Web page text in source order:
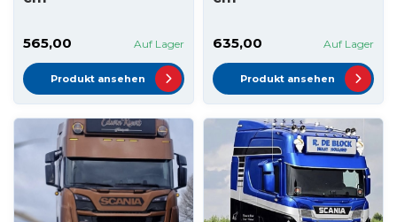
565,00 Auf Lager
Produkt ansehen
635,00 Auf Lager
Produkt ansehen